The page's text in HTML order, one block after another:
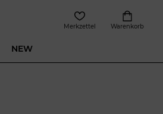
NEW
Merkzettel Warenkorb